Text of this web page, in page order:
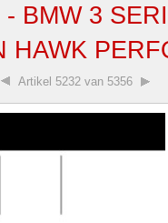
BMW 3
HAWK
Artikel 5232 van 5356